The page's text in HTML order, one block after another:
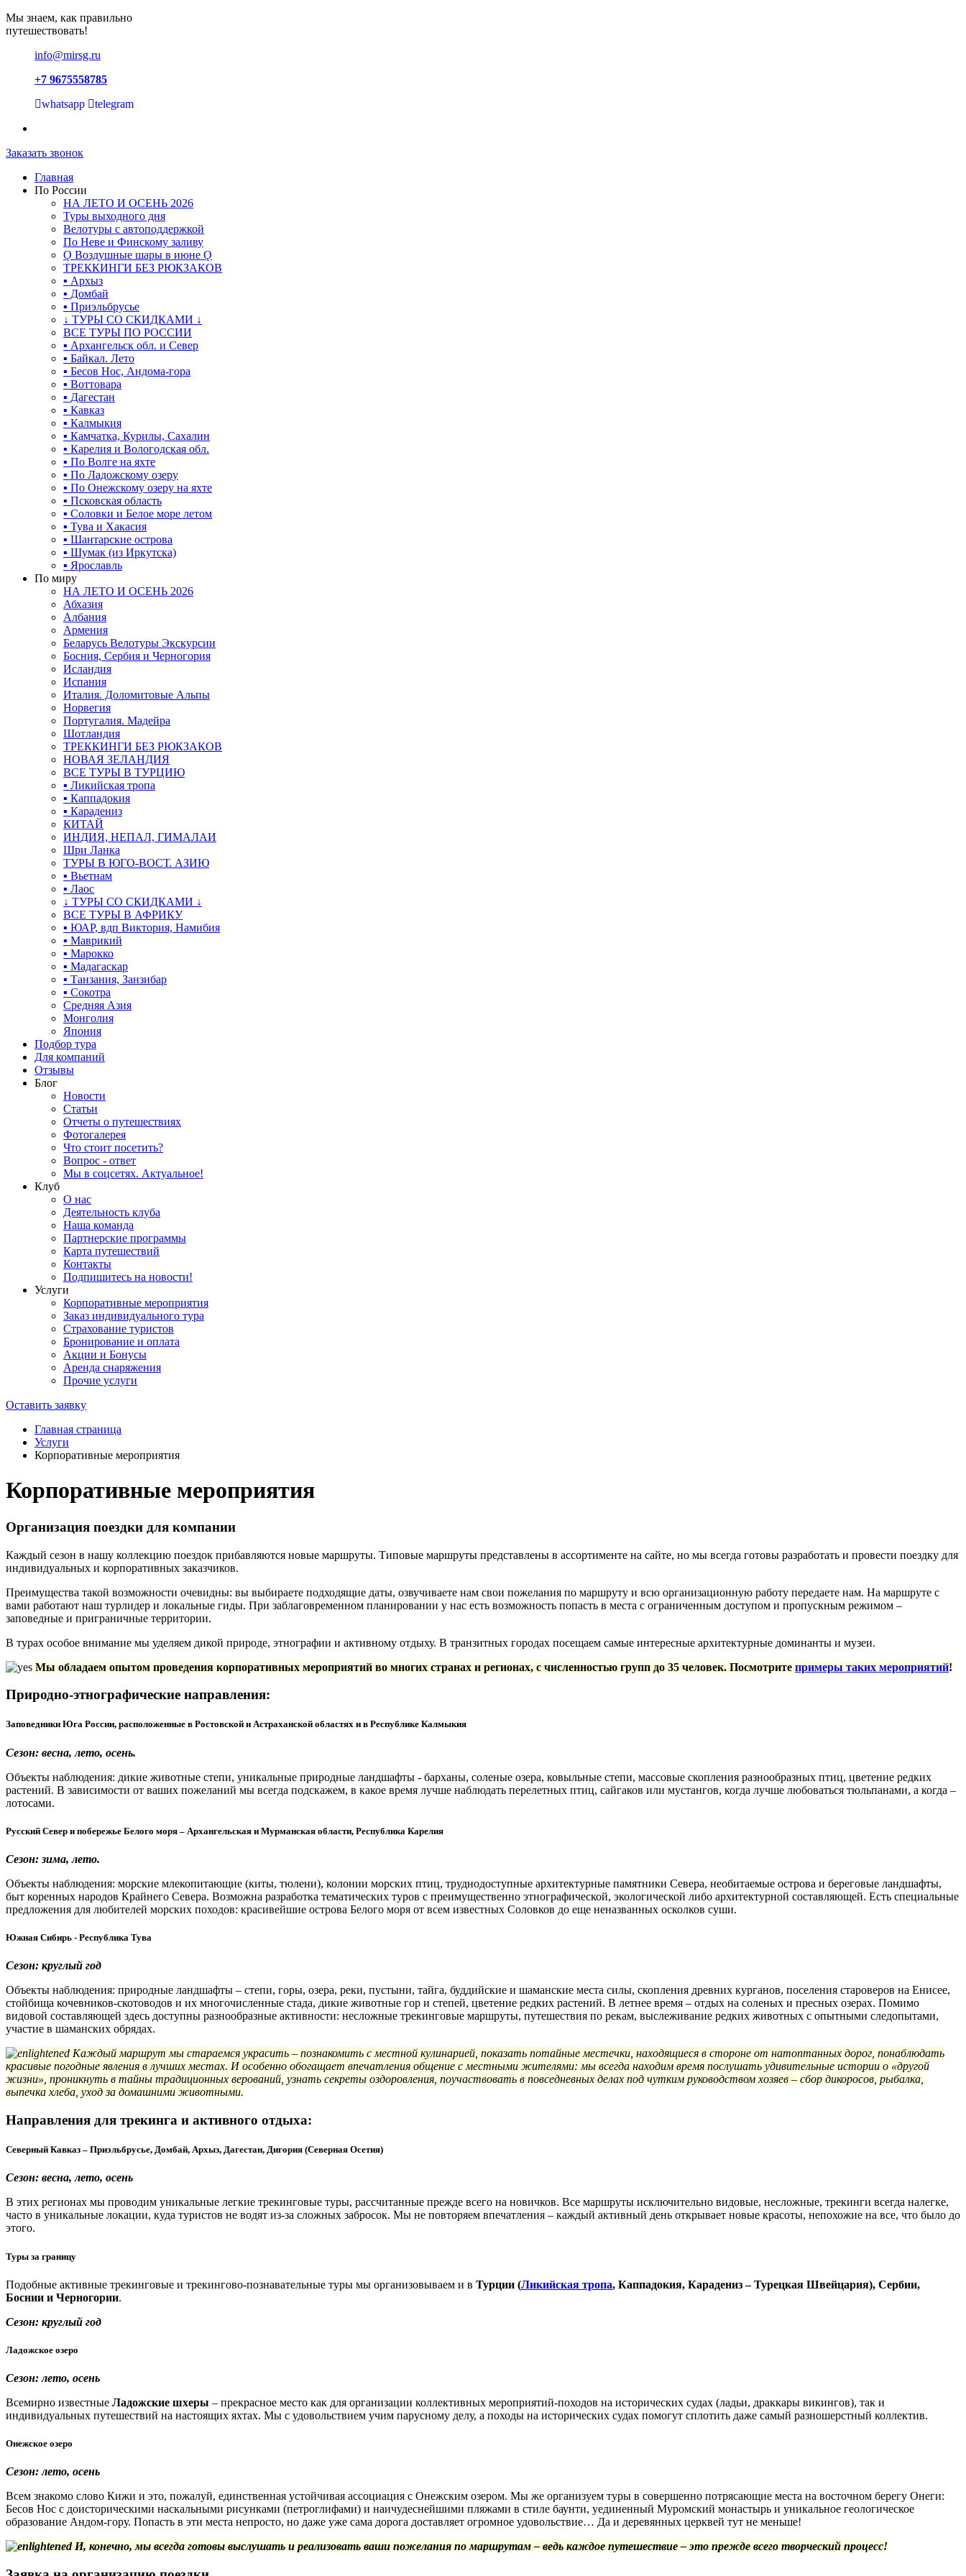
Мы знаем, как правильно
путешествовать!
info@mirsg.ru
+7 9675558785
whatsapp
telegram
Заказать звонок
Главная
По России
НА ЛЕТО И ОСЕНЬ 2026
Туры выходного дня
Велотуры с автоподдержкой
По Неве и Финскому заливу
Ǫ Воздушные шары в июне Ǫ
ТРЕККИНГИ БЕЗ РЮКЗАКОВ
▪ Архыз
▪ Домбай
▪ Приэльбрусье
↓ ТУРЫ СО СКИДКАМИ ↓
ВСЕ ТУРЫ ПО РОССИИ
▪ Архангельск обл. и Север
▪ Байкал. Лето
▪ Бесов Нос, Андома-гора
▪ Воттовара
▪ Дагестан
▪ Кавказ
▪ Калмыкия
▪ Камчатка, Курилы, Сахалин
▪ Карелия и Вологодская обл.
▪ По Волге на яхте
▪ По Ладожскому озеру
▪ По Онежскому озеру на яхте
▪ Псковская область
▪ Соловки и Белое море летом
▪ Тува и Хакасия
▪ Шантарские острова
▪ Шумак (из Иркутска)
▪ Ярославль
По миру
НА ЛЕТО И ОСЕНЬ 2026
Абхазия
Албания
Армения
Беларусь Велотуры Экскурсии
Босния, Сербия и Черногория
Исландия
Испания
Италия. Доломитовые Альпы
Норвегия
Португалия. Мадейра
Шотландия
ТРЕККИНГИ БЕЗ РЮКЗАКОВ
НОВАЯ ЗЕЛАНДИЯ
ВСЕ ТУРЫ В ТУРЦИЮ
▪ Ликийская тропа
▪ Каппадокия
▪ Карадениз
КИТАЙ
ИНДИЯ, НЕПАЛ, ГИМАЛАИ
Шри Ланка
ТУРЫ В ЮГО-ВОСТ. АЗИЮ
▪ Вьетнам
▪ Лаос
↓ ТУРЫ СО СКИДКАМИ ↓
ВСЕ ТУРЫ В АФРИКУ
▪ ЮАР, вдп Виктория, Намибия
▪ Маврикий
▪ Марокко
▪ Мадагаскар
▪ Танзания, Занзибар
▪ Сокотра
Средняя Азия
Монголия
Япония
Подбор тура
Для компаний
Отзывы
Блог
Новости
Статьи
Отчеты о путешествиях
Фотогалерея
Что стоит посетить?
Вопрос - ответ
Мы в соцсетях. Актуальное!
Клуб
О нас
Деятельность клуба
Наша команда
Партнерские программы
Карта путешествий
Контакты
Подпишитесь на новости!
Услуги
Корпоративные мероприятия
Заказ индивидуального тура
Страхование туристов
Бронирование и оплата
Акции и Бонусы
Аренда снаряжения
Прочие услуги
Оставить заявку
Главная страница
Услуги
Корпоративные мероприятия
Корпоративные мероприятия
Организация поездки для компании
Каждый сезон в нашу коллекцию поездок прибавляются новые маршруты. Типовые маршруты представлены в ассортименте на сайте, но мы всегда готовы разработать и провести поездку для
индивидуальных и корпоративных заказчиков.
Преимущества такой возможности очевидны: вы выбираете подходящие даты, озвучиваете нам свои пожелания по маршруту и всю организационную работу передаете нам. На маршруте с
вами работают наш турлидер и локальные гиды. При заблаговременном планировании у нас есть возможность попасть в места с ограниченным доступом и пропускным режимом –
заповедные и приграничные территории.
В турах особое внимание мы уделяем дикой природе, этнографии и активному отдыху. В транзитных городах посещаем самые интересные архитектурные доминанты и музеи.
Мы обладаем опытом проведения корпоративных мероприятий во многих странах и регионах, с численностью групп до 35 человек. Посмотрите примеры таких мероприятий!
Природно-этнографические направления:
Заповедники Юга России, расположенные в Ростовской и Астраханской областях и в Республике Калмыкия
Сезон: весна, лето, осень.
Объекты наблюдения: дикие животные степи, уникальные природные ландшафты - барханы, соленые озера, ковыльные степи, массовые скопления разнообразных птиц, цветение редких
растений. В зависимости от ваших пожеланий мы всегда подскажем, в какое время лучше наблюдать перелетных птиц, сайгаков или мустангов, когда лучше любоваться тюльпанами, а когда –
лотосами.
Русский Север и побережье Белого моря – Архангельская и Мурманская области, Республика Карелия
Сезон: зима, лето.
Объекты наблюдения: морские млекопитающие (киты, тюлени), колонии морских птиц, труднодоступные архитектурные памятники Севера, необитаемые острова и береговые ландшафты,
быт коренных народов Крайнего Севера. Возможна разработка тематических туров с преимущественно этнографической, экологической либо архитектурной составляющей. Есть специальные
предложения для любителей морских походов: красивейшие острова Белого моря от всем известных Соловков до еще неназванных осколков суши.
Южная Сибирь - Республика Тува
Сезон: круглый год
Объекты наблюдения: природные ландшафты – степи, горы, озера, реки, пустыни, тайга, буддийские и шаманские места силы, скопления древних курганов, поселения староверов на Енисее,
стойбища кочевников-скотоводов и их многочисленные стада, дикие животные гор и степей, цветение редких растений. В летнее время – отдых на соленых и пресных озерах. Помимо
видовой составляющей здесь доступны разнообразные активности: несложные трекинговые маршруты, путешествия по рекам, выслеживание редких животных с опытными следопытами,
участие в шаманских обрядах.
Каждый маршрут мы стараемся украсить – познакомить с местной кулинарией, показать потайные местечки, находящиеся в стороне от натоптанных дорог, понаблюдать
красивые погодные явления в лучших местах. И особенно обогащает впечатления общение с местными жителями: мы всегда находим время послушать удивительные истории о «другой
жизни», проникнуть в тайны традиционных верований, узнать секреты оздоровления, поучаствовать в повседневных делах под чутким руководством хозяев – сбор дикоросов, рыбалка,
выпечка хлеба, уход за домашними животными.
Направления для трекинга и активного отдыха:
Северный Кавказ – Приэльбрусье, Домбай, Архыз, Дагестан, Дигория (Северная Осетия)
Сезон: весна, лето, осень
В этих регионах мы проводим уникальные легкие трекинговые туры, рассчитанные прежде всего на новичков. Все маршруты исключительно видовые, несложные, трекинги всегда налегке,
часто в уникальные локации, куда туристов не водят из-за сложных забросок. Мы не повторяем впечатления – каждый активный день открывает новые красоты, непохожие на все, что было до
этого.
Туры за границу
Подобные активные трекинговые и трекингово-познавательные туры мы организовываем и в Турции (Ликийская тропа, Каппадокия, Карадениз – Турецкая Швейцария), Сербии,
Боснии и Черногории.
Сезон: круглый год
Ладожское озеро
Сезон: лето, осень
Всемирно известные Ладожские шхеры – прекрасное место как для организации коллективных мероприятий-походов на исторических судах (ладьи, драккары викингов), так и
индивидуальных путешествий на настоящих яхтах. Мы с удовольствием учим парусному делу, а походы на исторических судах помогут сплотить даже самый разношерстный коллектив.
Онежское озеро
Сезон: лето, осень
Всем знакомо слово Кижи и это, пожалуй, единственная устойчивая ассоциация с Онежским озером. Мы же организуем туры в совершенно потрясающие места на восточном берегу Онеги:
Бесов Нос с доисторическими наскальными рисунками (петроглифами) и наичудеснейшими пляжами в стиле баунти, уединенный Муромский монастырь и уникальное геологическое
образование Андом-гору. Попасть в эти места непросто, но даже уже сама дорога доставляет огромное удовольствие… Да и деревянных церквей тут не меньше!
И, конечно, мы всегда готовы выслушать и реализовать ваши пожелания по маршрутам – ведь каждое путешествие – это прежде всего творческий процесс!